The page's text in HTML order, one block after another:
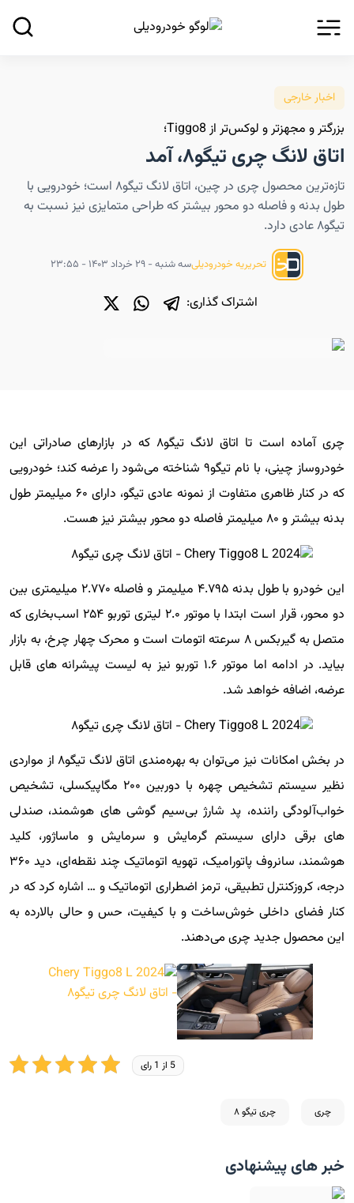
اخبار خارجی
بزرگتر و مجهزتر و لوکس‌تر از Tiggo8؛
اتاق لانگ چری تیگو۸، آمد
تازه‌ترین محصول چری در چین، اتاق لانگ تیگو۸ است؛ خودرویی با
طول بدنه و فاصله دو محور بیشتر که طراحی متمایزی نیز نسبت به
تیگو۸ عادی دارد.
تحریریه خودرودیلیسه شنبه - ۲۹ خرداد ۱۴۰۳ - ۲۳:۵۵
اشتراک گذاری:
چری آماده است تا اتاق لانگ تیگو۸ که در بازارهای صادراتی این
خودروساز چینی، با نام تیگو۹ شناخته می‌شود را عرضه کند؛ خودرویی
که در کنار ظاهری متفاوت از نمونه عادی تیگو، دارای ۶۰ میلیمتر طول
بدنه بیشتر و ۸۰ میلیمتر فاصله دو محور بیشتر نیز هست.
این خودرو با طول بدنه ۴.۷۹۵ میلیمتر و فاصله ۲.۷۷۰ میلیمتری بین
دو محور، قرار است ابتدا با موتور ۲.۰ لیتری توربو ۲۵۴ اسب‌بخاری که
متصل به گیربکس ۸ سرعته اتومات است و محرک چهار چرخ، به بازار
بیاید. در ادامه اما موتور ۱.۶ توربو نیز به لیست پیشرانه های قابل
عرضه، اضافه خواهد شد.
در بخش امکانات نیز می‌توان به بهره‌مندی اتاق لانگ تیگو۸ از مواردی
نظیر سیستم تشخیص چهره با دوربین ۲۰۰ مگاپیکسلی، تشخیص
خواب‌آلودگی راننده، پد شارژ بی‌سیم گوشی های هوشمند، صندلی
های برقی دارای سیستم گرمایش و سرمایش و ماساژور، کلید
هوشمند، سانروف پاتورامیک، تهویه اتوماتیک چند نقطه‌ای، دید ۳۶۰
درجه، کروزکنترل تطبیقی، ترمز اضطراری اتوماتیک و … اشاره کرد که در
کنار فضای داخلی خوش‌ساخت و با کیفیت، حس و حالی بالارده به
این محصول جدید چری می‌دهند.
5 از 1 رای
چری چری تیگو ۸
خبر های پیشنهادی